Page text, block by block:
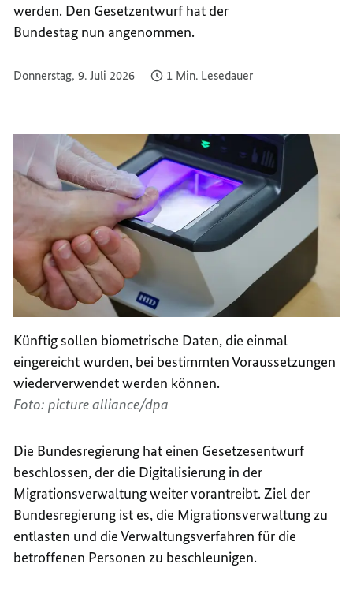
werden. Den Gesetzentwurf hat der
Bundestag nun angenommen.
Donnerstag, 9. Juli 2026 1 Min. Lesedauer
Künftig sollen biometrische Daten, die einmal
eingereicht wurden, bei bestimmten Voraussetzungen
wiederverwendet werden können.
Foto: picture alliance/dpa
Die Bundesregierung hat einen Gesetzesentwurf
beschlossen, der die Digitalisierung in der
Migrationsverwaltung weiter vorantreibt. Ziel der
Bundesregierung ist es, die Migrationsverwaltung zu
entlasten und die Verwaltungsverfahren für die
betroffenen Personen zu beschleunigen.